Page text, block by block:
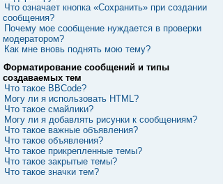
Что означает кнопка «Сохранить» при создании
сообщения?
Почему мое сообщение нуждается в проверки
модератором?
Как мне вновь поднять мою тему?
Форматирование сообщений и типы
создаваемых тем
Что такое BBCode?
Могу ли я использовать HTML?
Что такое смайлики?
Могу ли я добавлять рисунки к сообщениям?
Что такое важные объявления?
Что такое объявления?
Что такое прикрепленные темы?
Что такое закрытые темы?
Что такое значки тем?